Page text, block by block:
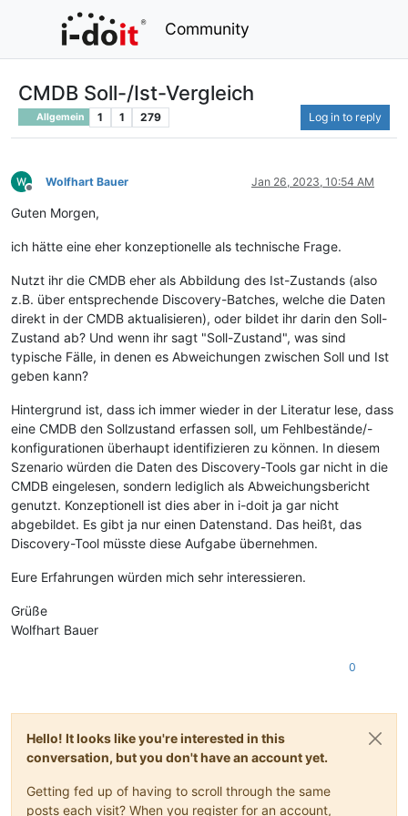
Community
CMDB Soll-/Ist-Vergleich
Allgemein 1 1 279 Log in to reply
Offline
Wolfhart Bauer Jan 26, 2023, 10:54 AM
Guten Morgen,
ich hätte eine eher konzeptionelle als technische Frage.
Nutzt ihr die CMDB eher als Abbildung des Ist-Zustands (also
z.B. über entsprechende Discovery-Batches, welche die Daten
direkt in der CMDB aktualisieren), oder bildet ihr darin den Soll-
Zustand ab? Und wenn ihr sagt "Soll-Zustand", was sind
typische Fälle, in denen es Abweichungen zwischen Soll und Ist
geben kann?
Hintergrund ist, dass ich immer wieder in der Literatur lese, dass
eine CMDB den Sollzustand erfassen soll, um Fehlbestände/-
konfigurationen überhaupt identifizieren zu können. In diesem
Szenario würden die Daten des Discovery-Tools gar nicht in die
CMDB eingelesen, sondern lediglich als Abweichungsbericht
genutzt. Konzeptionell ist dies aber in i-doit ja gar nicht
abgebildet. Es gibt ja nur einen Datenstand. Das heißt, das
Discovery-Tool müsste diese Aufgabe übernehmen.
Eure Erfahrungen würden mich sehr interessieren.
Grüße
Wolfhart Bauer
0
Hello! It looks like you're interested in this
conversation, but you don't have an account yet.
Getting fed up of having to scroll through the same
posts each visit? When you register for an account,